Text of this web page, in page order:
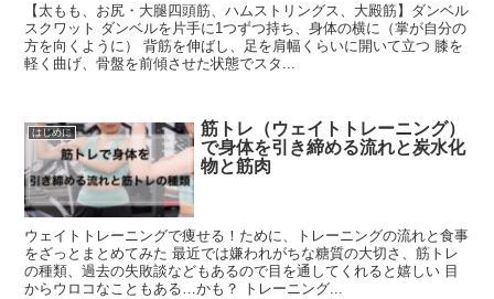
【太もも、お尻・大腿四頭筋、ハムストリングス、大殿筋】ダンベル
スクワット ダンベルを片手に1つずつ持ち、身体の横に（掌が自分の
方を向くように） 背筋を伸ばし、足を肩幅くらいに開いて立つ 膝を
軽く曲げ、骨盤を前傾させた状態でスタ...
はじめに
筋トレ（ウェイトトレーニング）
で身体を引き締める流れと炭水化
物と筋肉
ウェイトトレーニングで痩せる！ために、トレーニングの流れと食事
をざっとまとめてみた 最近では嫌われがちな糖質の大切さ、筋トレ
の種類、過去の失敗談などもあるので目を通してくれると嬉しい 目
からウロコなこともある…かも？ トレーニング...